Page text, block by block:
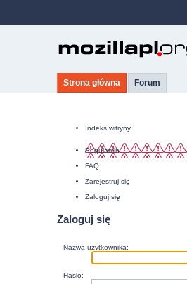
Strona główna Forum
Indeks witryny
Regulamin
FAQ
Zarejestruj się
Zaloguj się
Zaloguj się
Nazwa użytkownika:
Hasło: